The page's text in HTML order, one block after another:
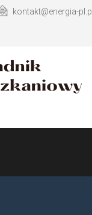
kontakt@energia-pl.pl